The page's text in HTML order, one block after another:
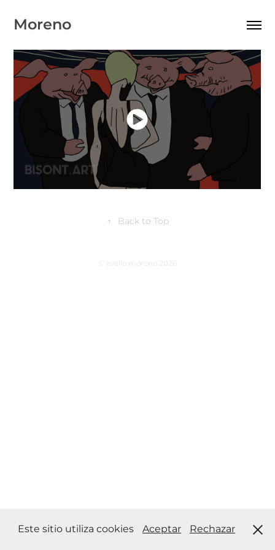
Moreno
↑ Back to Top
© evelio moreno 2026
Este sitio utiliza cookies Aceptar Rechazar